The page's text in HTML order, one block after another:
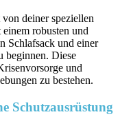
deiner speziellen
robusten und
Schlafsack und einer
beginnen. Diese
und
zu bestehen.
Schutzausrüstung